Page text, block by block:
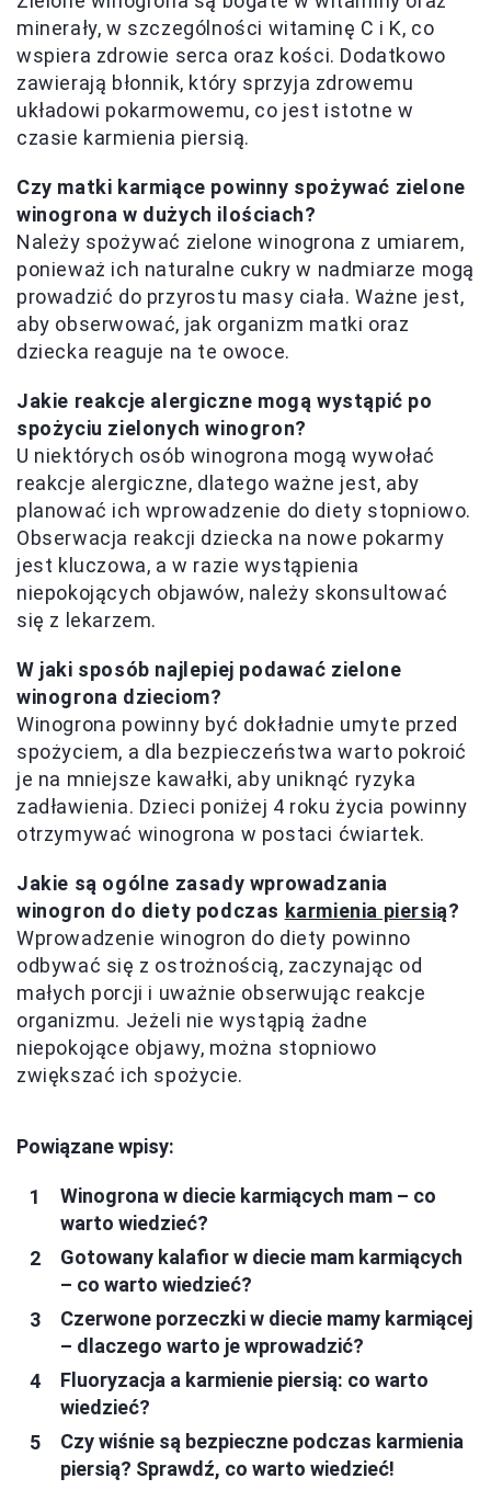
minerały, w szczególności witaminę C i K, co
wspiera zdrowie serca oraz kości. Dodatkowo
zawierają błonnik, który sprzyja zdrowemu
układowi pokarmowemu, co jest istotne w
czasie karmienia piersią.
Czy matki karmiące powinny spożywać zielone
winogrona w dużych ilościach?
Należy spożywać zielone winogrona z umiarem,
ponieważ ich naturalne cukry w nadmiarze mogą
prowadzić do przyrostu masy ciała. Ważne jest,
aby obserwować, jak organizm matki oraz
dziecka reaguje na te owoce.
Jakie reakcje alergiczne mogą wystąpić po
spożyciu zielonych winogron?
U niektórych osób winogrona mogą wywołać
reakcje alergiczne, dlatego ważne jest, aby
planować ich wprowadzenie do diety stopniowo.
Obserwacja reakcji dziecka na nowe pokarmy
jest kluczowa, a w razie wystąpienia
niepokojących objawów, należy skonsultować
się z lekarzem.
W jaki sposób najlepiej podawać zielone
winogrona dzieciom?
Winogrona powinny być dokładnie umyte przed
spożyciem, a dla bezpieczeństwa warto pokroić
je na mniejsze kawałki, aby uniknąć ryzyka
zadławienia. Dzieci poniżej 4 roku życia powinny
otrzymywać winogrona w postaci ćwiartek.
Jakie są ogólne zasady wprowadzania
winogron do diety podczas karmienia piersią?
Wprowadzenie winogron do diety powinno
odbywać się z ostrożnością, zaczynając od
małych porcji i uważnie obserwując reakcje
organizmu. Jeżeli nie wystąpią żadne
niepokojące objawy, można stopniowo
zwiększać ich spożycie.
Powiązane wpisy:
Winogrona w diecie karmiących mam – co
warto wiedzieć?
Gotowany kalafior w diecie mam karmiących
– co warto wiedzieć?
Czerwone porzeczki w diecie mamy karmiącej
– dlaczego warto je wprowadzić?
Fluoryzacja a karmienie piersią: co warto
wiedzieć?
Czy wiśnie są bezpieczne podczas karmienia
piersią? Sprawdź, co warto wiedzieć!